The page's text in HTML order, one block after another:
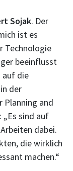
Sojak. Der
ist es
Technologie
beeinflusst
auf die
der
Planning and
sind auf
dabei.
die wirklich
machen.“